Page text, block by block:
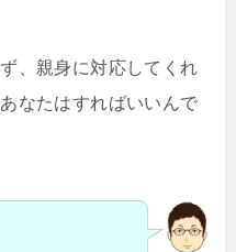
、親身に対応してくれ
なたはすればいいんで